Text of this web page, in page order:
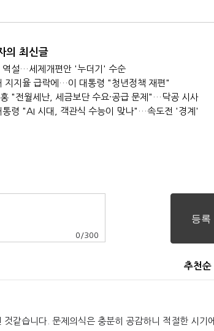
의 최신글
역설…세제개편안 '누더기' 수순
지지율 급락에…이 대통령 "청년정책 재편"
"전월세난, 세금보단 수요·공급 문제"…닥공 시사
통령 "AI 시대, 객관식 수능이 맞나"…속도전 '경계'
0 /300
추천순
같습니다. 문제의식은 충분히 공감하니 적절한 시기에